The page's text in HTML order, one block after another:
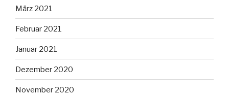
März 2021
Februar 2021
Januar 2021
Dezember 2020
November 2020